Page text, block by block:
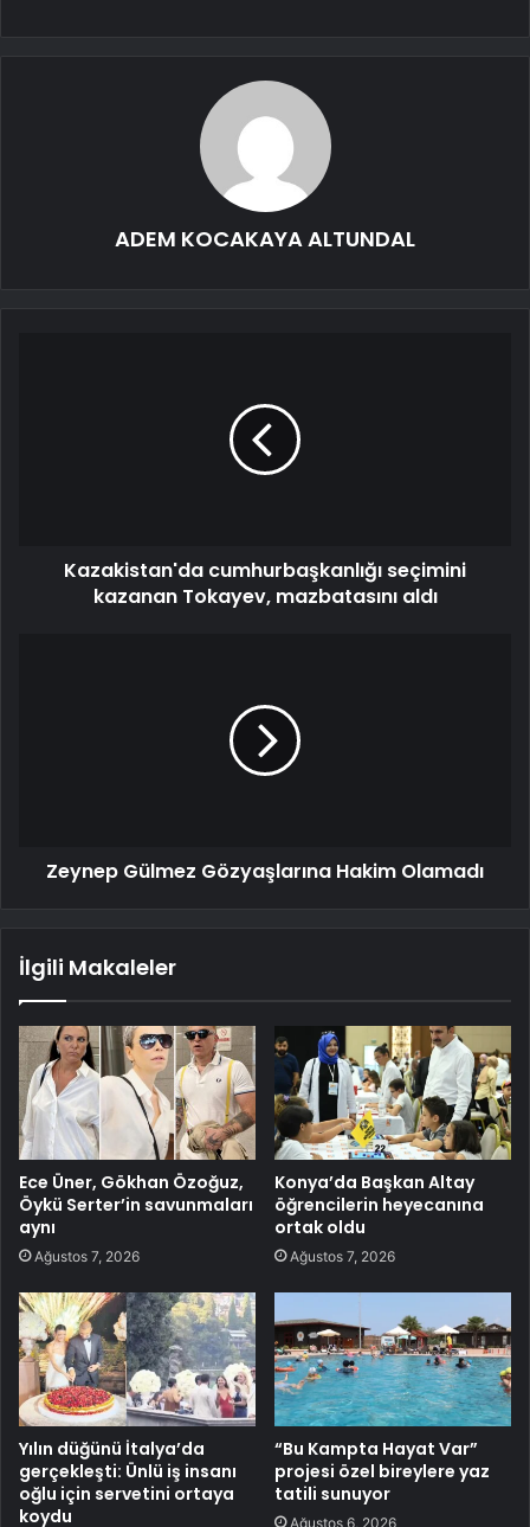
ADEM KOCAKAYA ALTUNDAL
Kazakistan'da cumhurbaşkanlığı seçimini
kazanan Tokayev, mazbatasını aldı
Zeynep Gülmez Gözyaşlarına Hakim Olamadı
İlgili Makaleler
Ece Üner, Gökhan Özoğuz,
Öykü Serter’in savunmaları
aynı
Ağustos 7, 2026
Konya’da Başkan Altay
öğrencilerin heyecanına
ortak oldu
Ağustos 7, 2026
Yılın düğünü İtalya’da
gerçekleşti: Ünlü iş insanı
oğlu için servetini ortaya
koydu
“Bu Kampta Hayat Var”
projesi özel bireylere yaz
tatili sunuyor
Ağustos 6, 2026